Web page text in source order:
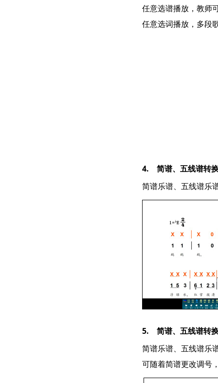
任意选谱播放，教师
任意选词播放，多段
4. 简谱、五线谱转
简谱乐谱、五线谱乐
5. 简谱、五线谱转
简谱乐谱、五线谱乐
可随着简谱更改调号